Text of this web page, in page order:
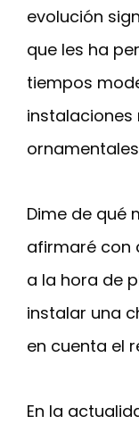
evolución
que les ha
tiempos
Dime de qué
afirmaré con
a la hora de
instalar una
en cuenta el
En la